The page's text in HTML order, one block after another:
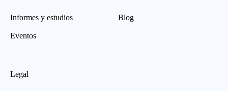
Informes y estudios
Eventos
Blog
Legal